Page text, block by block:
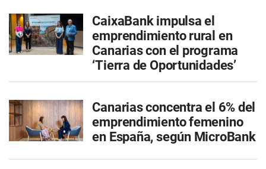
CaixaBank impulsa el
emprendimiento rural en
Canarias con el programa
‘Tierra de Oportunidades’
Canarias concentra el 6% del
emprendimiento femenino
en España, según MicroBank